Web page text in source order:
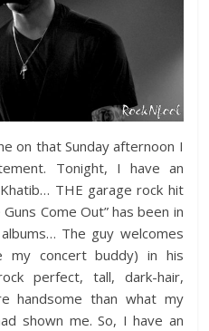
on that Sunday afternoon I
Tonight, I have an
THE garage rock hit
Come Out” has been in
The guy welcomes
my concert buddy) in his
perfect, tall, dark-hair,
handsome than what my
shown me. So, I have an